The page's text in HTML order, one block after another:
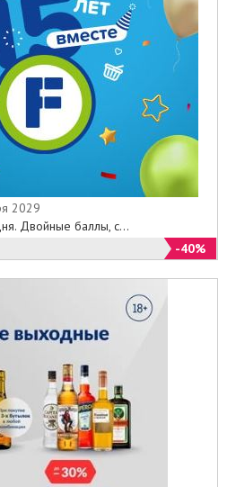
2029
Двойные баллы, с...
-40%